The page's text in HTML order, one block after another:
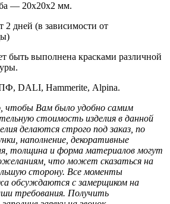
— 20х20х2 мм.
2 дней (в зависимости от
быть выполнена красками различной
DALI, Hammerite, Alpina.
чтобы Вам было удобно самим
стоимость изделия в данной
делаются строго под заказ, по
наполнение, декоративные
толщина и форма материалов могут
что может сказаться на
сторону. Все моменты
обсуждаются с замерщиком на
требования. Получить